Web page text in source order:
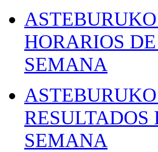
HORARIOS
SEMANA
RESULTADOS
SEMANA